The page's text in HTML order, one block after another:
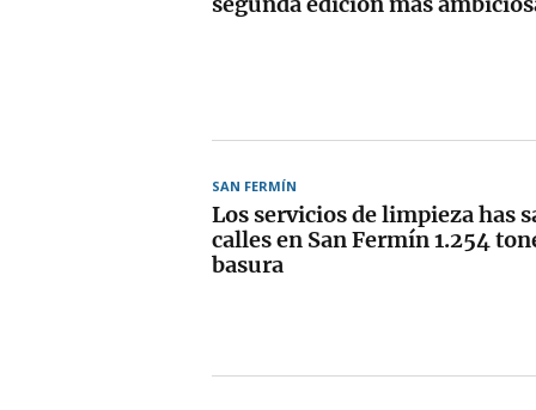
SAN FERMÍN
Los servicios de limpieza has
calles en San Fermín 1.254
basura